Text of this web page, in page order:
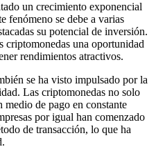
un crecimiento exponencial
fenómeno se debe a varias
su potencial de inversión.
criptomonedas una oportunidad
rendimientos atractivos.
se ha visto impulsado por la
Las criptomonedas no solo
de pago en constante
por igual han comenzado
de transacción, lo que ha